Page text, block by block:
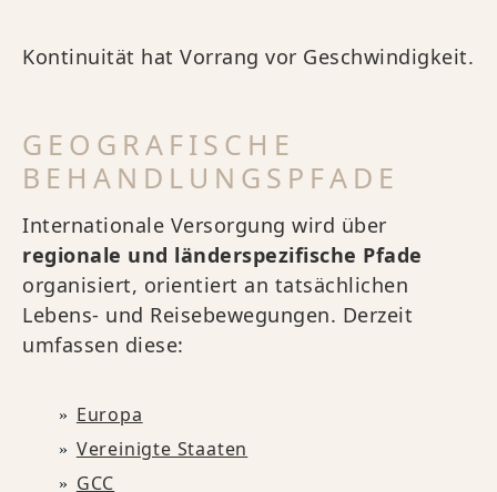
Kontinuität hat Vorrang vor Geschwindigkeit.
GEOGRAFISCHE
BEHANDLUNGSPFADE
Internationale Versorgung wird über
regionale und länderspezifische Pfade
organisiert, orientiert an tatsächlichen
Lebens- und Reisebewegungen. Derzeit
umfassen diese:
Europa
Vereinigte Staaten
GCC